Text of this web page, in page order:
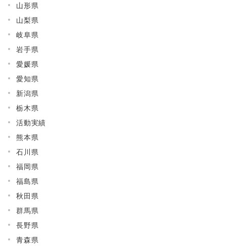
山形県
山梨県
岐阜県
岩手県
愛媛県
愛知県
新潟県
栃木県
活動実績
熊本県
石川県
福岡県
福島県
秋田県
群馬県
長野県
青森県